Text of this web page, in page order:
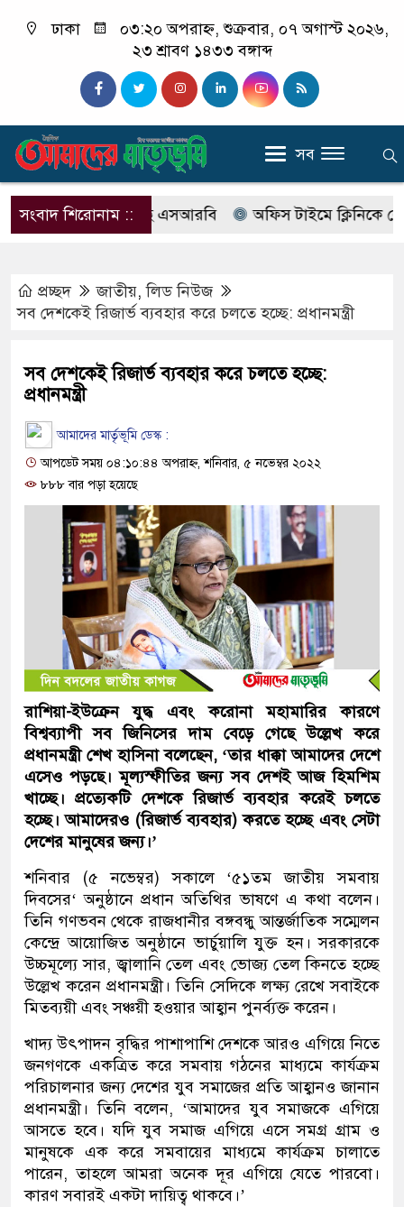
ঢাকা
০৩:২০ অপরাহ্ন, শুক্রবার, ০৭ অগাস্ট ২০২৬,
২৩ শ্রাবণ ১৪৩৩ বঙ্গাব্দ
সব
সংবাদ শিরোনাম ::
নাম বদলে আসছে এসআরবি অফিস টাইমে ক্লিনিকে রোগী
প্রচ্ছদ জাতীয়,লিড নিউজ
সব দেশকেই রিজার্ভ ব্যবহার করে চলতে হচ্ছে: প্রধানমন্ত্রী
সব দেশকেই রিজার্ভ ব্যবহার করে চলতে হচ্ছে:
প্রধানমন্ত্রী
আমাদের মার্তৃভূমি ডেস্ক :
আপডেট সময় ০৪:১০:৪৪ অপরাহ্ন, শনিবার, ৫ নভেম্বর ২০২২
৮৮৮ বার পড়া হয়েছে
রাশিয়া-ইউক্রেন যুদ্ধ এবং করোনা মহামারির কারণে
বিশ্বব্যাপী সব জিনিসের দাম বেড়ে গেছে উল্লেখ করে
প্রধানমন্ত্রী শেখ হাসিনা বলেছেন, ‘তার ধাক্কা আমাদের দেশে
এসেও পড়ছে। মূল্যস্ফীতির জন্য সব দেশই আজ হিমশিম
খাচ্ছে। প্রত্যেকটি দেশকে রিজার্ভ ব্যবহার করেই চলতে
হচ্ছে। আমাদেরও (রিজার্ভ ব্যবহার) করতে হচ্ছে এবং সেটা
দেশের মানুষের জন্য।’
শনিবার (৫ নভেম্বর) সকালে ‘৫১তম জাতীয় সমবায়
দিবসের‘ অনুষ্ঠানে প্রধান অতিথির ভাষণে এ কথা বলেন।
তিনি গণভবন থেকে রাজধানীর বঙ্গবন্ধু আন্তর্জাতিক সম্মেলন
কেন্দ্রে আয়োজিত অনুষ্ঠানে ভার্চুয়ালি যুক্ত হন। সরকারকে
উচ্চমূল্যে সার, জ্বালানি তেল এবং ভোজ্য তেল কিনতে হচ্ছে
উল্লেখ করেন প্রধানমন্ত্রী। তিনি সেদিকে লক্ষ্য রেখে সবাইকে
মিতব্যয়ী এবং সঞ্চয়ী হওয়ার আহ্বান পুনর্ব্যক্ত করেন।
খাদ্য উৎপাদন বৃদ্ধির পাশাপাশি দেশকে আরও এগিয়ে নিতে
জনগণকে একত্রিত করে সমবায় গঠনের মাধ্যমে কার্যক্রম
পরিচালনার জন্য দেশের যুব সমাজের প্রতি আহ্বানও জানান
প্রধানমন্ত্রী। তিনি বলেন, ‘আমাদের যুব সমাজকে এগিয়ে
আসতে হবে। যদি যুব সমাজ এগিয়ে এসে সমগ্র গ্রাম ও
মানুষকে এক করে সমবায়ের মাধ্যমে কার্যক্রম চালাতে
পারেন, তাহলে আমরা অনেক দূর এগিয়ে যেতে পারবো।
কারণ সবারই একটা দায়িত্ব থাকবে।’